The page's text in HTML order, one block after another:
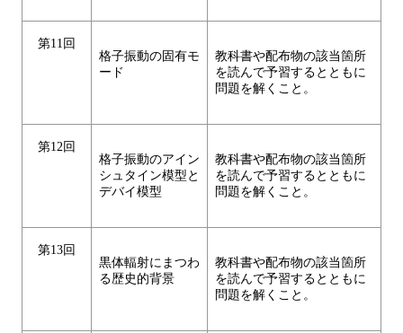
第11回
格子振動の固有モ
ード
教科書や配布物の該当箇所
を読んで予習するとともに
問題を解くこと。
第12回
格子振動のアイン
シュタイン模型と
デバイ模型
教科書や配布物の該当箇所
を読んで予習するとともに
問題を解くこと。
第13回
黒体輻射にまつわ
る歴史的背景
教科書や配布物の該当箇所
を読んで予習するとともに
問題を解くこと。